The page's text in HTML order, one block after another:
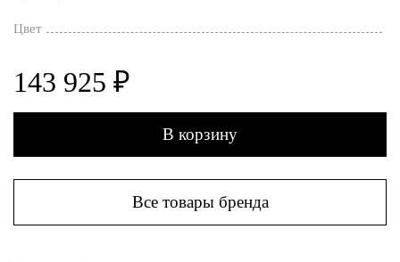
Цвет
143 925 ₽
В корзину
Все товары бренда